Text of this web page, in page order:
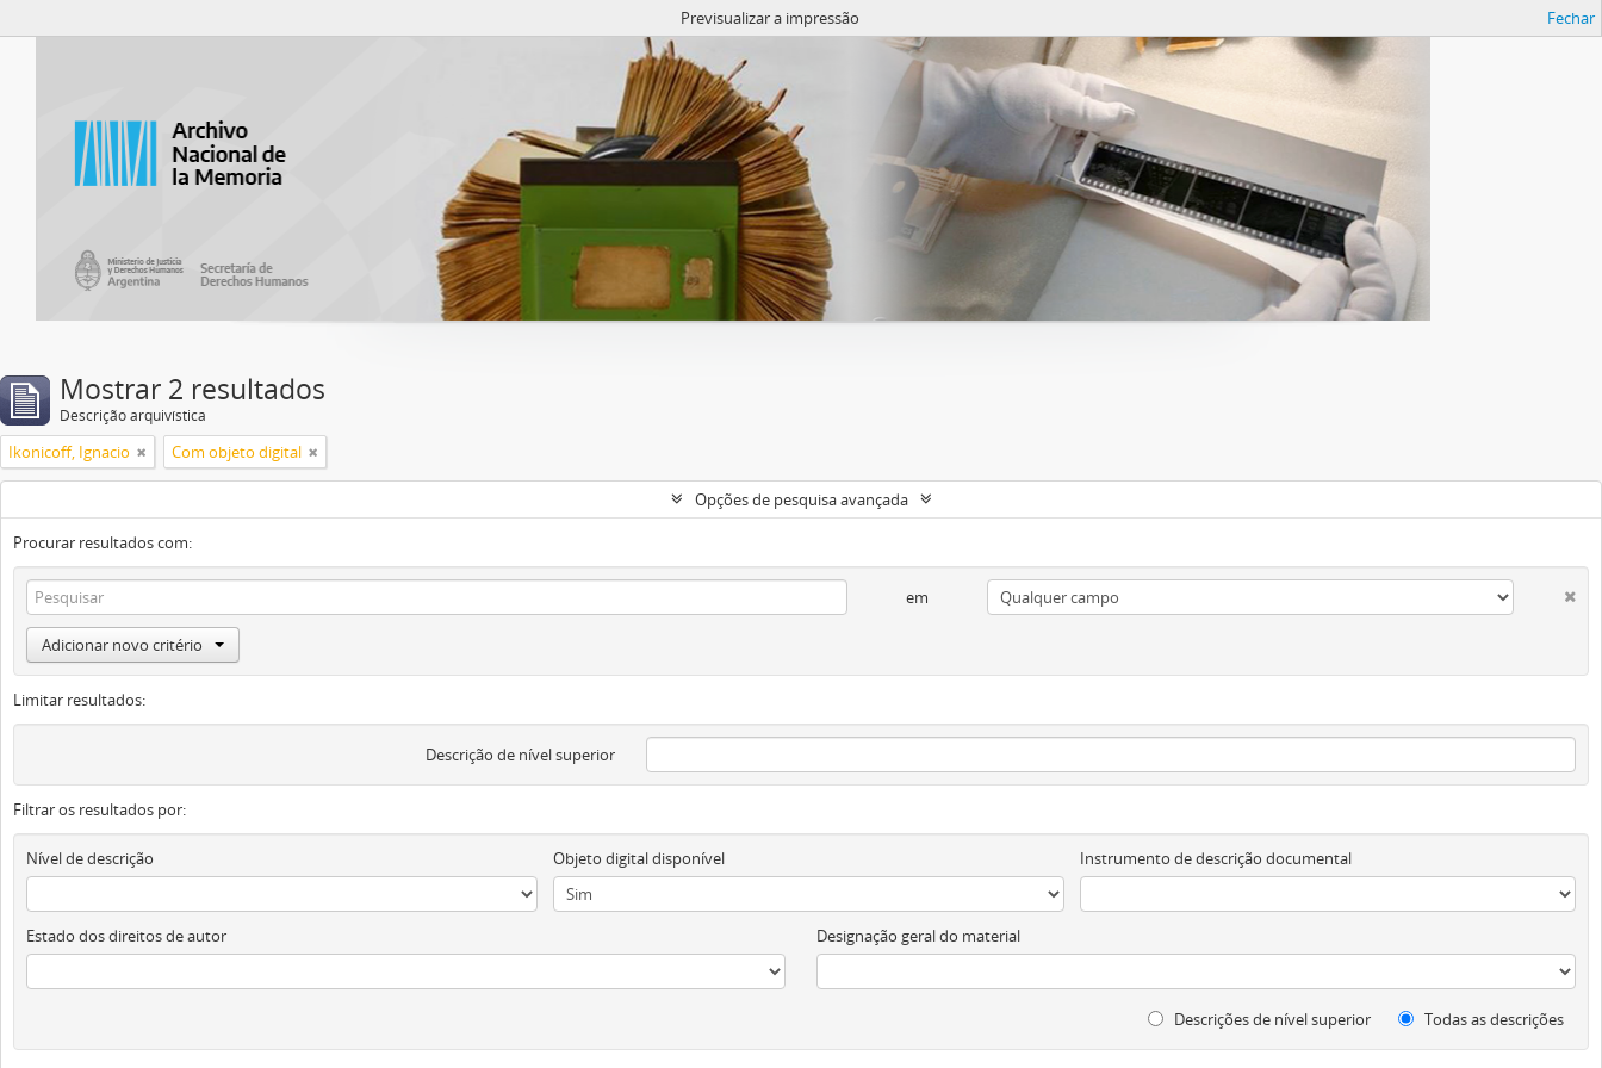
Previsualizar a impressão Fechar
Mostrar 2 resultados
Descrição arquivística
Ikonicoff, Ignacio Com objeto digital
Opções de pesquisa avançada
Procurar resultados com:
em
Adicionar novo critério
Limitar resultados:
Descrição de nível superior
Filtrar os resultados por:
Nível de descrição Objeto digital disponível Instrumento de descrição documental
Estado dos direitos de autor Designação geral do material
Descrições de nível superior Todas as descrições